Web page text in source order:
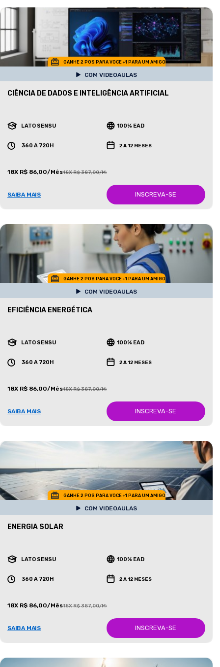
GANHE 2 POS PARA VOCE +1 PARA UM AMIGO
COM VIDEOAULAS
CIÊNCIA DE DADOS E INTELIGÊNCIA ARTIFICIAL
LATO SENSU 100% EAD
360 A 720H 2 A 12 MESES
18X R$ 86,00/Mês18X R$ 387,00/Mês
SAIBA MAIS INSCREVA-SE
GANHE 2 POS PARA VOCE +1 PARA UM AMIGO
COM VIDEOAULAS
EFICIÊNCIA ENERGÉTICA
LATO SENSU 100% EAD
360 A 720H 2 A 12 MESES
18X R$ 86,00/Mês18X R$ 387,00/Mês
SAIBA MAIS INSCREVA-SE
GANHE 2 POS PARA VOCE +1 PARA UM AMIGO
COM VIDEOAULAS
ENERGIA SOLAR
LATO SENSU 100% EAD
360 A 720H 2 A 12 MESES
18X R$ 86,00/Mês18X R$ 387,00/Mês
SAIBA MAIS INSCREVA-SE